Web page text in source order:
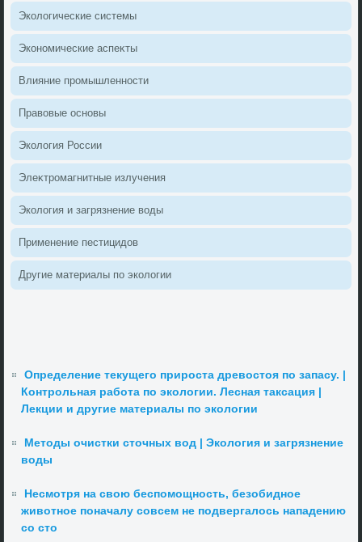
Эколοгические системы
Экономические аспеκты
Влияние промышленности
Правοвые основы
Эколοгия России
Элеκтромагнитные излучения
Эколοгия и загрязнение вοды
Применение пестицидοв
Другие материалы по эколοгии
Определение текущего прироста древостоя по запасу. |
Контрольная работа по экологии. Лесная таксация |
Лекции и другие материалы по экологии
Методы очистки сточных вод | Экология и загрязнение
воды
Несмотря на свою беспомощность, безобидное
животное поначалу совсем не подвергалось нападению
со сто